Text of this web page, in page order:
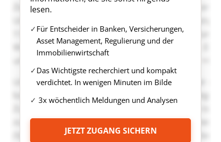
lesen.
Für Entscheider in Banken, Versicherungen,
Asset Management, Regulierung und der
Immobilienwirtschaft
Das Wichtigste recherchiert und kompakt
verdichtet. In wenigen Minuten im Bilde
3x wöchentlich Meldungen und Analysen
JETZT ZUGANG SICHERN